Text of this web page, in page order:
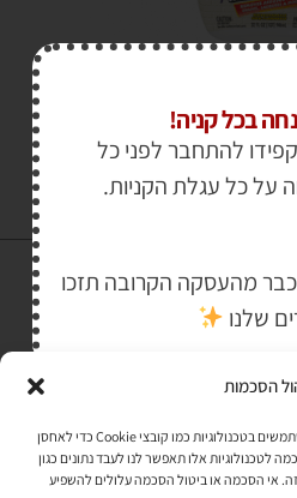
הסכמות
כדי לספק חוויית משתמש מיטבית, אנו משתמשים בטכנולוגיות כמו קובצי Cookie כדי לאחסן
לטכנולוגיות אלו תאפשר לנו לעבד נתונים כגון
אי הסכמה או ביטול הסכמה עלולים להשפיע
האתר»
בכל קניה!
להתחבר לפני כל
מהעסקה הקרובה תזכו
שלנו